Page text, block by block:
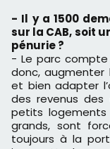
- Il y a 1500
sur la CAB, soit
pénurie ?
- Le parc compte
donc, augmenter
et bien adapter
des revenus des
petits logements
grands, sont
toujours à la